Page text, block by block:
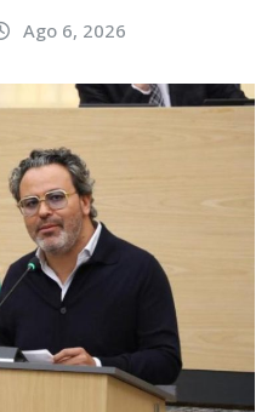
Ago 6, 2026